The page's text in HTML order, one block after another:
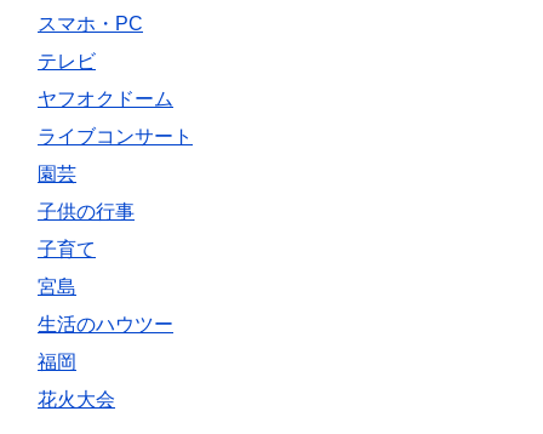
スマホ・PC
テレビ
ヤフオクドーム
ライブコンサート
園芸
子供の行事
子育て
宮島
生活のハウツー
福岡
花火大会